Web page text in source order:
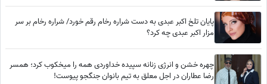
پایان تلخ اکبر عبدی به دست شراره رخام رقم خورد/ شراره رخام بر سر
مزار اکبر عبدی چه کرد؟
چهره خشن و انرژی زنانه سپیده خداوردی همه را میخکوب کرد؛ همسر
رضا عطاران در اجل معلق به تیم بانوان جنگجو پیوست!